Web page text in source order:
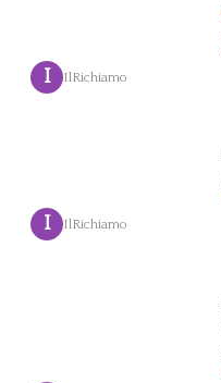
I IlRichiamo
I IlRichiamo